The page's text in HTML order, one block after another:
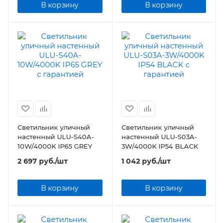
В корзину В корзину
Светильник уличный
настенный ULU-S40A-
10W/4000K IP65 GREY
2 697 руб./шт
В корзину
Светильник уличный
настенный ULU-S03A-
3W/4000K IP54 BLACK
1 042руб./шт
В корзину